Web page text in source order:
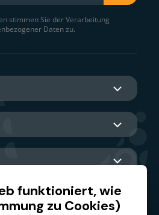
stimmen Sie der Verarbeitung
Daten zu.
funktioniert, wie
zu Cookies)